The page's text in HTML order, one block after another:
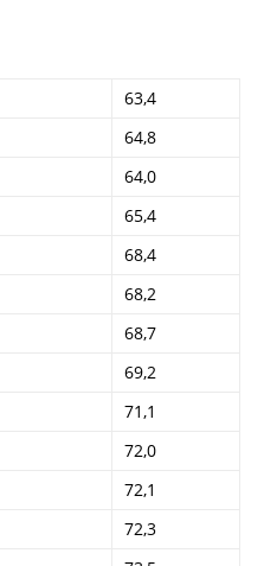
63,4
64,8
64,0
65,4
68,4
68,2
68,7
69,2
71,1
72,0
72,1
72,3